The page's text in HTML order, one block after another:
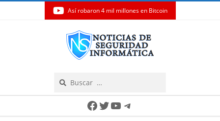
Así robaron 4 mil millones en Bitcoin
Facebook
Twitter
YouTube
Telegram